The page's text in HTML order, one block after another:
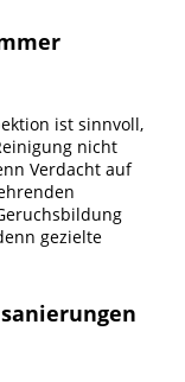
ist sinnvoll,
nicht
Verdacht auf
gezielte